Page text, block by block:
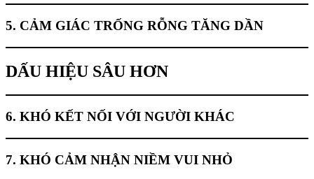
5. CẢM GIÁC TRỐNG RỖNG TĂNG DẦN
DẤU HIỆU SÂU HƠN
6. KHÓ KẾT NỐI VỚI NGƯỜI KHÁC
7. KHÓ CẢM NHẬN NIỀM VUI NHỎ